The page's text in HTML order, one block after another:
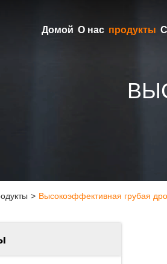
Домой О нас продукты
> Высокоэффективная грубая